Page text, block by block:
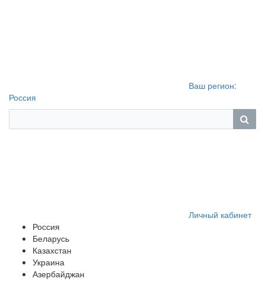
Ваш регион:
Россия
Личный кабинет
Россия
Беларусь
Казахстан
Украина
Азербайджан